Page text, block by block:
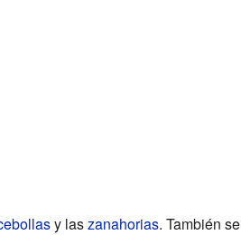
y laszanahorias. También se